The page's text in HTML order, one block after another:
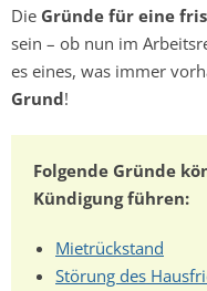
Die Gründe für eine
sein – ob nun im
es eines, was immer
Grund!
Folgende Gründe
Kündigung führen:
Mietrückstand
Störung des